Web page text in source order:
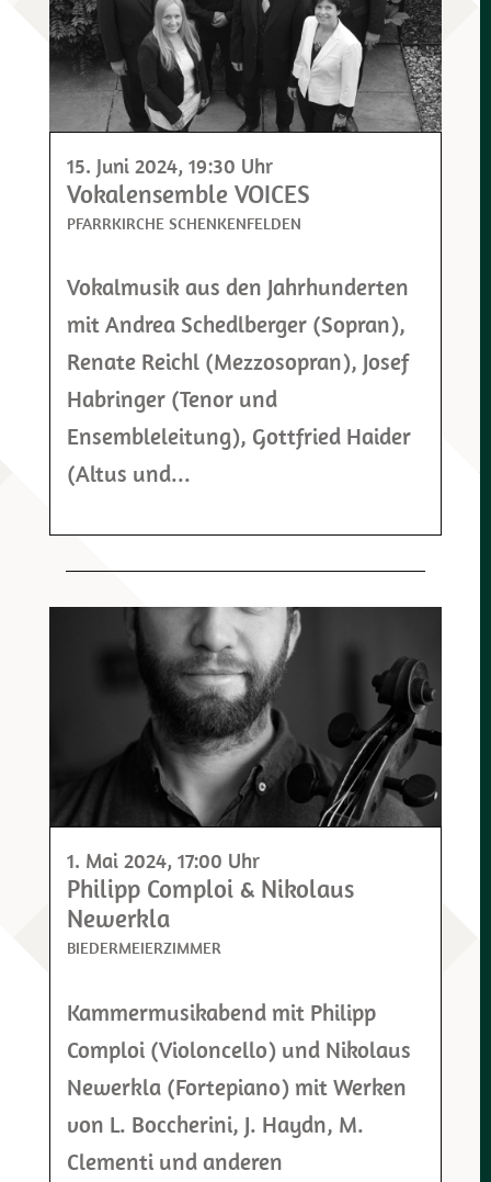
15. Juni 2024, 19:30 Uhr
Vokalensemble VOICES
PFARRKIRCHE SCHENKENFELDEN
Vokalmusik aus den Jahrhunderten
mit Andrea Schedlberger (Sopran),
Renate Reichl (Mezzosopran), Josef
Habringer (Tenor und
Ensembleleitung), Gottfried Haider
(Altus und...
1. Mai 2024, 17:00 Uhr
Philipp Comploi & Nikolaus
Newerkla
BIEDERMEIERZIMMER
Kammermusikabend mit Philipp
Comploi (Violoncello) und Nikolaus
Newerkla (Fortepiano) mit Werken
von L. Boccherini, J. Haydn, M.
Clementi und anderen